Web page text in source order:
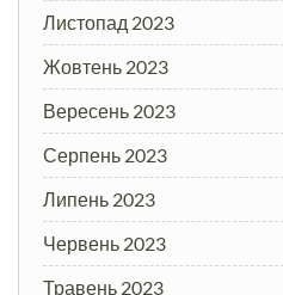
Листопад 2023
Жовтень 2023
Вересень 2023
Серпень 2023
Липень 2023
Червень 2023
Травень 2023